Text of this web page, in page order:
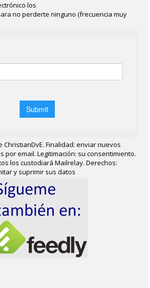
los
no perderte ninguno (frecuencia muy
ChristianDvE. Finalidad: enviar nuevos
por email. Legitimación: su consentimiento.
los custodiará Mailrelay. Derechos:
y suprimir sus datos